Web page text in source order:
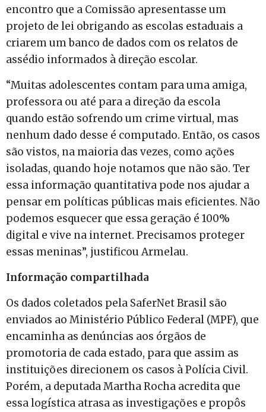
encontro que a Comissão apresentasse um
projeto de lei obrigando as escolas estaduais a
criarem um banco de dados com os relatos de
assédio informados à direção escolar.
“Muitas adolescentes contam para uma amiga,
professora ou até para a direção da escola
quando estão sofrendo um crime virtual, mas
nenhum dado desse é computado. Então, os casos
são vistos, na maioria das vezes, como ações
isoladas, quando hoje notamos que não são. Ter
essa informação quantitativa pode nos ajudar a
pensar em políticas públicas mais eficientes. Não
podemos esquecer que essa geração é 100%
digital e vive na internet. Precisamos proteger
essas meninas”, justificou Armelau.
Informação compartilhada
Os dados coletados pela SaferNet Brasil são
enviados ao Ministério Público Federal (MPF), que
encaminha as denúncias aos órgãos de
promotoria de cada estado, para que assim as
instituições direcionem os casos à Polícia Civil.
Porém, a deputada Martha Rocha acredita que
essa logística atrasa as investigações e propôs